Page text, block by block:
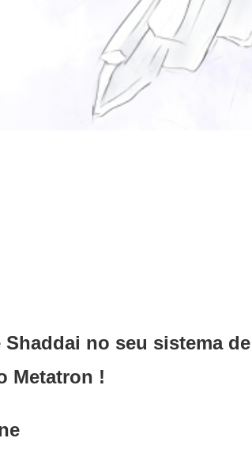
no seu sistema
Metatron !